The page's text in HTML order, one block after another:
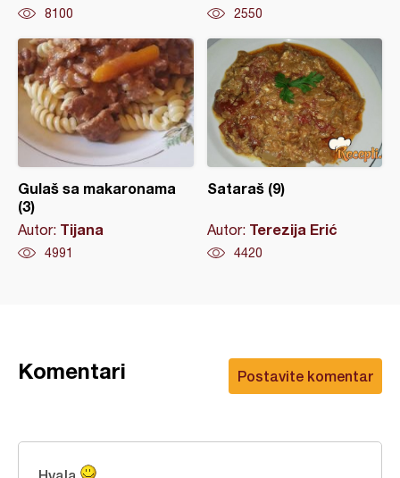
8100 2550
Gulaš sa makaronama
(3)
Autor: Tijana
4991
Sataraš (9)
Autor: Terezija Erić
4420
Postavite komentar
Komentari